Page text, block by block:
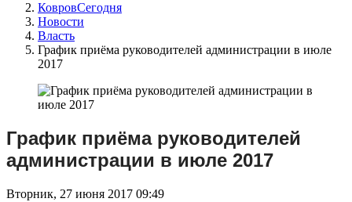
КовровСегодня
Новости
Власть
График приёма руководителей администрации в июле
2017
График приёма руководителей
администрации в июле 2017
Вторник, 27 июня 2017 09:49